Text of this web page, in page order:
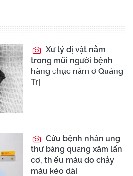
Xử lý dị vật nằm
trong mũi người bệnh
hàng chục năm ở Quảng
Trị
Cứu bệnh nhân ung
thư bàng quang xâm lấn
cơ, thiếu máu do chảy
máu kéo dài